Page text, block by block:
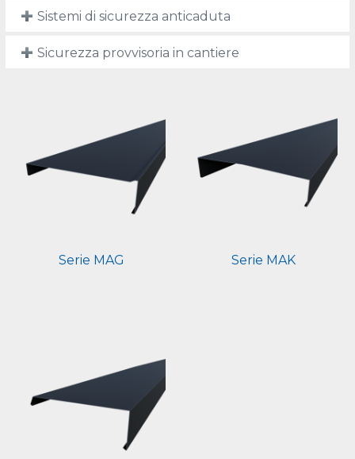
Sistemi di sicurezza anticaduta
Sicurezza provvisoria in cantiere
Serie MAG Serie MAK